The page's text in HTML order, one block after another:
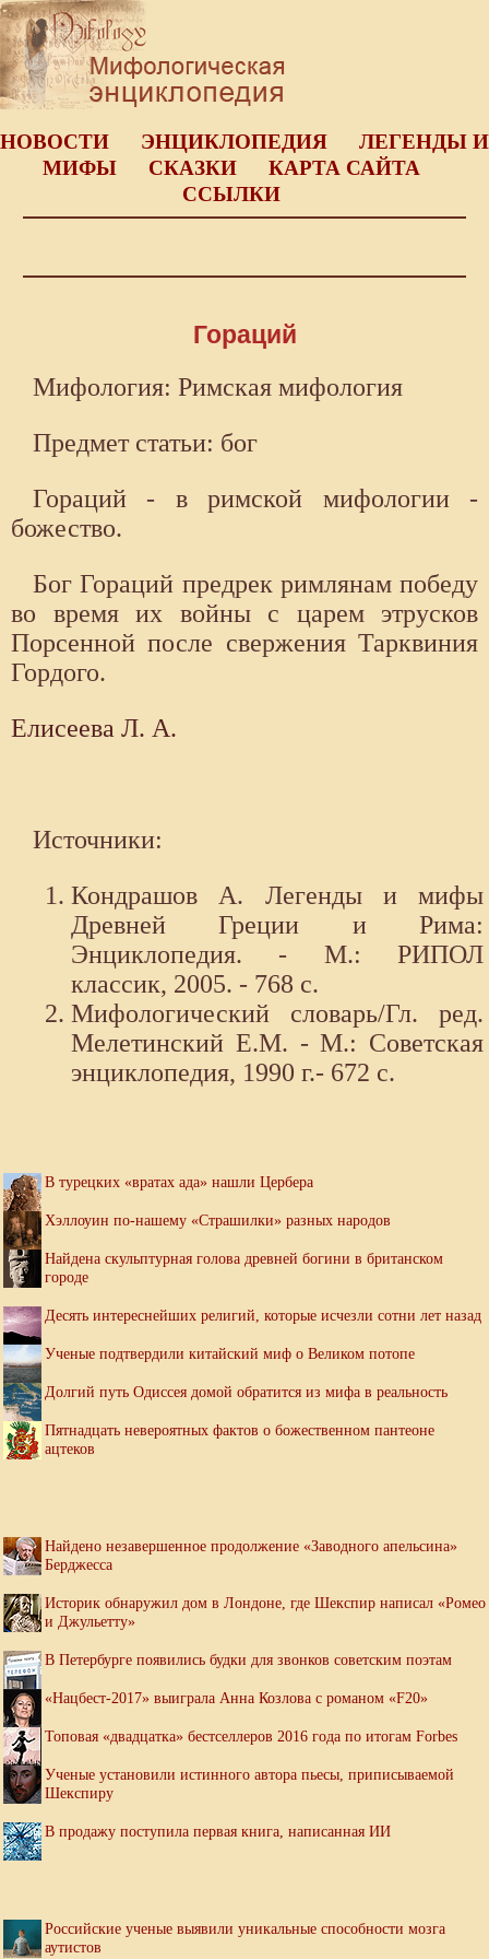
НОВОСТИ ЭНЦИКЛОПЕДИЯ
ЛЕГЕНДЫ И
МИФЫ
СКАЗКИ
КАРТА САЙТА
ССЫЛКИ
Гораций
Мифология: Римская мифология
Предмет статьи: бог
Гораций - в римской мифологии -
божество.
Бог Гораций предрек римлянам победу
во время их войны с царем этрусков
Порсенной после свержения Тарквиния
Гордого.
Елисеева Л. А.
Источники:
Кондрашов А. Легенды и мифы
Древней Греции и Рима:
Энциклопедия. - М.: РИПОЛ
классик, 2005. - 768 с.
Мифологический словарь/Гл. ред.
Мелетинский Е.М. - М.: Советская
энциклопедия, 1990 г.- 672 с.
В турецких «вратах ада» нашли Цербера
Хэллоуин по-нашему «Страшилки» разных народов
Найдена скульптурная голова древней богини в британском
городе
Десять интереснейших религий, которые исчезли сотни лет назад
Ученые подтвердили китайский миф о Великом потопе
Долгий путь Одиссея домой обратится из мифа в реальность
Пятнадцать невероятных фактов о божественном пантеоне
ацтеков
Найдено незавершенное продолжение «Заводного апельсина»
Берджесса
Историк обнаружил дом в Лондоне, где Шекспир написал «Ромео
и Джульетту»
В Петербурге появились будки для звонков советским поэтам
«Нацбест-2017» выиграла Анна Козлова с романом «F20»
Топовая «двадцатка» бестселлеров 2016 года по итогам Forbes
Ученые установили истинного автора пьесы, приписываемой
Шекспиру
В продажу поступила первая книга, написанная ИИ
Российские ученые выявили уникальные способности мозга
аутистов